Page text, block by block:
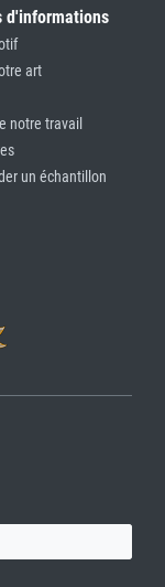
d'informations
art
notre travail
un échantillon